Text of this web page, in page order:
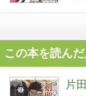
この本を読ん
片